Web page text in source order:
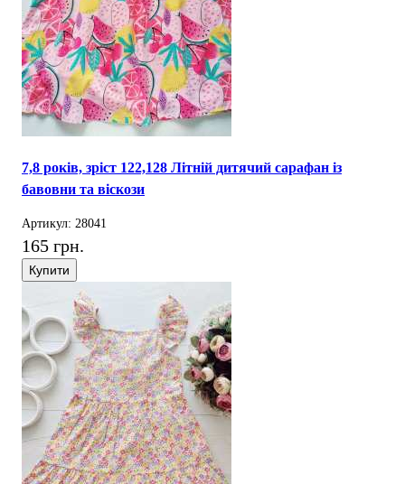
7,8 років, зріст 122,128 Літній дитячий сарафан із
бавовни та віскози
Артикул: 28041
165 грн.
Купити